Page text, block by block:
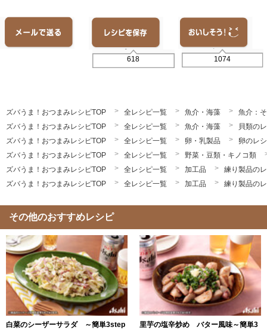
618 1074
ズバうま！おつまみレシピTOP 全レシピ一覧 魚介・海藻
魚介：
ズバうま！おつまみレシピTOP
全レシピ一覧 魚介・海藻
貝類の
ズバうま！おつまみレシピTOP
全レシピ一覧 卵・乳製品
卵のレ
ズバうま！おつまみレシピTOP
全レシピ一覧
野菜・豆類・キノコ類
ズバうま！おつまみレシピTOP
全レシピ一覧 加工品
練り製品の
ズバうま！おつまみレシピTOP
全レシピ一覧 加工品 練り製品の
その他のおすすめレシピ
白菜のシーザーサラダ ～簡単3step
里芋の塩辛炒め バター風味～簡単3